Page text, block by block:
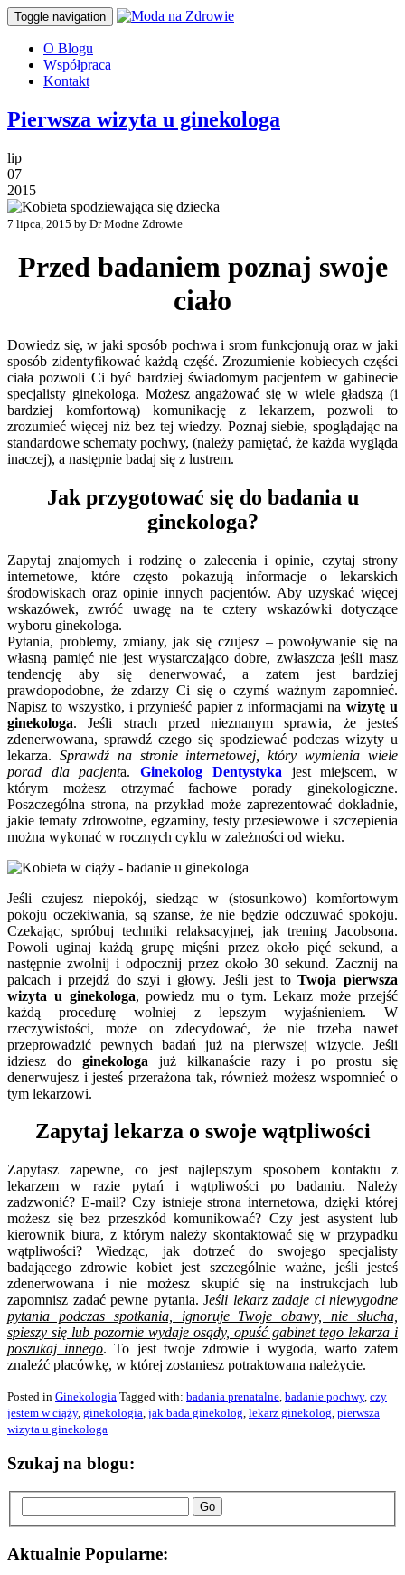
Toggle navigation
O Blogu
Współpraca
Kontakt
Pierwsza wizyta u ginekologa
lip
07
2015
7 lipca, 2015 by Dr Modne Zdrowie
Przed badaniem poznaj swoje
ciało
Dowiedz się, w jaki sposób pochwa i srom funkcjonują oraz w jaki
sposób zidentyfikować każdą część. Zrozumienie kobiecych części
ciała pozwoli Ci być bardziej świadomym pacjentem w gabinecie
specjalisty ginekologa. Możesz angażować się w wiele gładszą (i
bardziej komfortową) komunikację z lekarzem, pozwoli to
zrozumieć więcej niż bez tej wiedzy. Poznaj siebie, spoglądając na
standardowe schematy pochwy, (należy pamiętać, że każda wygląda
inaczej), a następnie badaj się z lustrem.
Jak przygotować się do badania u
ginekologa?
Zapytaj znajomych i rodzinę o zalecenia i opinie, czytaj strony
internetowe, które często pokazują informacje o lekarskich
środowiskach oraz opinie innych pacjentów. Aby uzyskać więcej
wskazówek, zwróć uwagę na te cztery wskazówki dotyczące
wyboru ginekologa.
Pytania, problemy, zmiany, jak się czujesz – powoływanie się na
własną pamięć nie jest wystarczająco dobre, zwłaszcza jeśli masz
tendencję aby się denerwować, a zatem jest bardziej
prawdopodobne, że zdarzy Ci się o czymś ważnym zapomnieć.
Napisz to wszystko, i przynieść papier z informacjami na wizytę u
ginekologa. Jeśli strach przed nieznanym sprawia, że ​​jesteś
zdenerwowana, sprawdź czego się spodziewać podczas wizyty u
lekarza. Sprawdź na stronie internetowej, który wymienia wiele
porad dla pacjenta.Ginekolog Dentystyka jest miejscem, w
którym możesz otrzymać fachowe porady ginekologiczne.
Poszczególna strona, na przykład może zaprezentować dokładnie,
jakie tematy zdrowotne, egzaminy, testy przesiewowe i szczepienia
można wykonać w rocznych cyklu w zależności od wieku.
Jeśli czujesz niepokój, siedząc w (stosunkowo) komfortowym
pokoju oczekiwania, są szanse, że nie będzie odczuwać spokoju.
Czekając, spróbuj techniki relaksacyjnej, jak trening Jacobsona.
Powoli uginaj każdą grupę mięśni przez około pięć sekund, a
następnie zwolnij i odpocznij przez około 30 sekund. Zacznij na
palcach i przejdź do szyi i głowy. Jeśli jest toTwoja pierwsza
wizyta u ginekologa, powiedz mu o tym. Lekarz może przejść
każdą procedurę wolniej z lepszym wyjaśnieniem. W
rzeczywistości, może on zdecydować, że nie trzeba nawet
przeprowadzić pewnych badań już na pierwszej wizycie. Jeśli
idziesz do ginekologa już kilkanaście razy i po prostu się
denerwujesz i jesteś przerażona tak, również możesz wspomnieć o
tym lekarzowi.
Zapytaj lekarza o swoje wątpliwości
Zapytasz zapewne, co jest najlepszym sposobem kontaktu z
lekarzem w razie pytań i wątpliwości po badaniu. Należy
zadzwonić? E-mail? Czy istnieje strona internetowa, dzięki której
możesz się bez przeszkód komunikować? Czy jest asystent lub
kierownik biura, z którym należy skontaktować się w przypadku
wątpliwości? Wiedząc, jak dotrzeć do swojego specjalisty
badającego zdrowie kobiet jest szczególnie ważne, jeśli jesteś
zdenerwowana i nie możesz skupić się na instrukcjach lub
zapomnisz zadać pewne pytania. Jeśli lekarz zadaje ci niewygodne
pytania podczas spotkania, ignoruje Twoje obawy, nie słucha,
spieszy się lub pozornie wydaje osądy, opuść gabinet tego lekarza i
poszukaj innego. To jest twoje zdrowie i wygoda, warto zatem
znaleźć placówkę, w której zostaniesz potraktowana należycie.
Posted in Ginekologia Tagged with: badania prenatalne, badanie pochwy, czy
jestem w ciąży, ginekologia, jak bada ginekolog, lekarz ginekolog, pierwsza
wizyta u ginekologa
Szukaj na blogu:
Go
Aktualnie Popularne: